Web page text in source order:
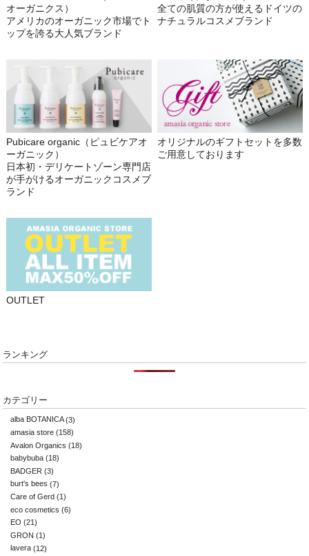
オーガニクス）
アメリカのオーガニック市場でト
ップを誇る大人気ブランド
全ての肌質の方が使えるドイツの
ナチュラルコスメブランド
Pubicare organic（ピュビケアオ
ーガニック）
日本初・デリケートゾーン専門店
が手がけるオーガニックコスメブ
ランド
オリジナルのギフトセットを多数
ご用意しております
OUTLET
ランキング
カテゴリー
alba BOTANICA(3)
amasia store (158)
Avalon Organics (18)
babybuba (18)
BADGER (3)
burt's bees (7)
Care of Gerd (1)
eco cosmetics (6)
EO (21)
GRON (1)
lavera (12)